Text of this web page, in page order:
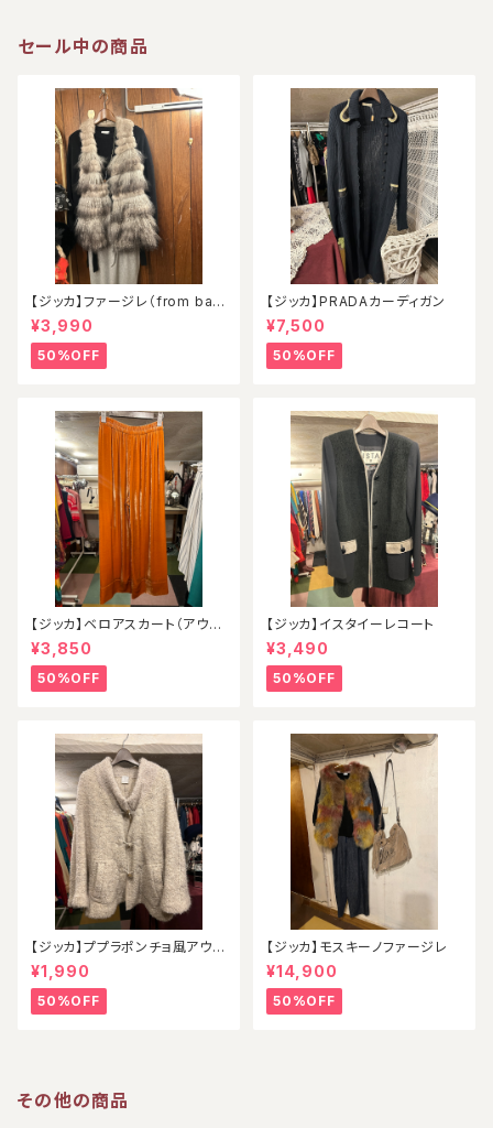
セール中の商品
【ジッカ】ファージレ（from ball
oon）
¥3,990
50%OFF
【ジッカ】PRADAカーディガン
¥7,500
50%OFF
【ジッカ】ベロアスカート（アウト
レット）
¥3,850
50%OFF
【ジッカ】イスタイーレコート
¥3,490
50%OFF
【ジッカ】ププラポンチョ風アウタ
ー
¥1,990
50%OFF
【ジッカ】モスキーノファージレ
¥14,900
50%OFF
その他の商品